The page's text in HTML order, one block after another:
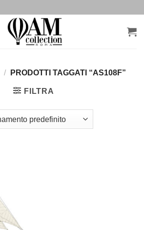
/ PRODOTTI TAGGATI “AS108F”
FILTRA